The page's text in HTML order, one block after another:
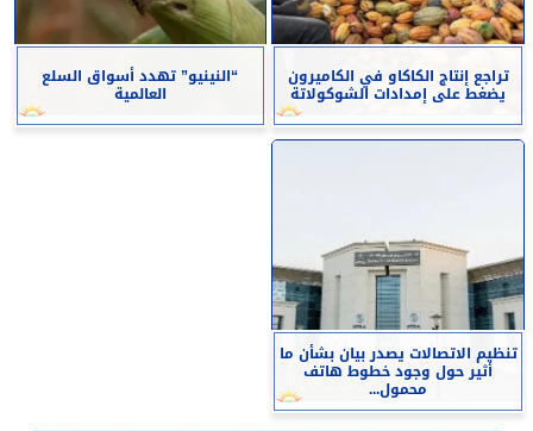
تراجع إنتاج الكاكاو في الكاميرون
يضغط على إمدادات الشوكولاتة
“النينيو” تهدد أسواق السلع
العالمية
تنظيم الاتصالات يصدر بيان بشأن ما
أثير حول وجود خطوط هاتف
محمول...